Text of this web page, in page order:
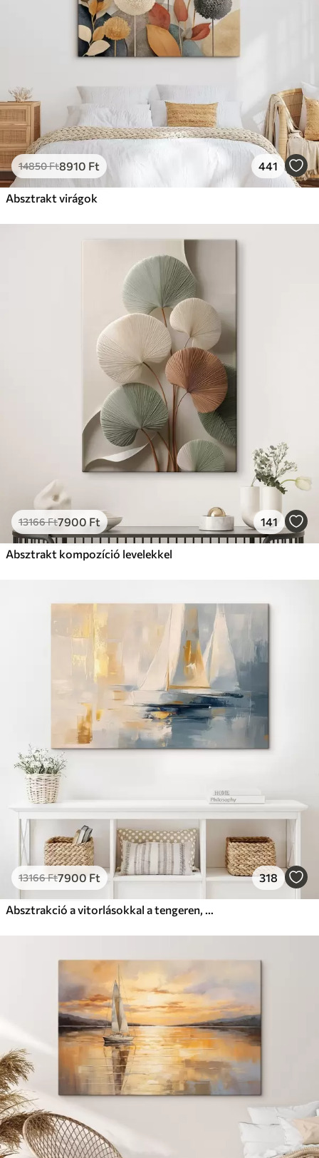
14850Ft8910 Ft 441
Absztrakt virágok
13166Ft7900 Ft 141
Absztrakt kompozíció levelekkel
13166Ft7900 Ft 318
Absztrakció a vitorlásokkal a tengeren, akril stílusban, naplemente